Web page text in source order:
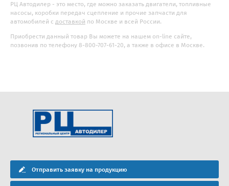
РЦ Автодилер - это место, где можно заказать двигатели, топливные
насосы, коробки передач сцепление и прочие запчасти для
автомобилей с доставкой по Москве и всей России.
Приобрести данный товар Вы можете на нашем on-line сайте,
позвонив по телефону 8-800-707-61-20, а также в офисе в Москве.
Отправить заявку на продукцию